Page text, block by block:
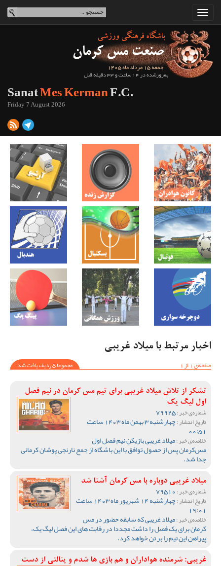
جمعه 15 مرداد ماه 1405
به‌روزشده در 14 ساعت و 33 دقیقه قبل
SanatMes KermanF.C.
Friday 7 August 2026
اخبار مرتبط با میلاد غریبی
صفحه‌ی 1 از 1
مجموعا 5 ردیف یافت شد
تشکر از تلاش میلاد غریبی برای تیم مس کرمان در نیم فصل
اول لیگ یک
شماره‌ی خبر :
تاریخ انتشار : چهارشنبه 3 بهمن ماه 1403 ساعت
00:51
خلاصه‌ی خبر :میلاد غریبی بازیکن نیم فصل اول
مس‌کرمان پس از حصول توافق با این باشگاه از جمع نارنجی پوشان کرمانی
جدا شد.
میلاد غریبی دوباره با مس کرمان آشنا شد
شماره‌ی خبر :
تاریخ انتشار : چهارشنبه 14 شهریور ماه 1403 ساعت
19:01
خلاصه‌ی خبر :میلاد غریبی که سابقه حضور در مس
کرمان برای یک فصل را داشت مجددا در رقابت های این فصل لیگ یک،
پیراهن این تیم را بر تن خواهد کرد.
غریبی: شرمنده هواداران و هم بازی ها شدم و پنالتی از دست